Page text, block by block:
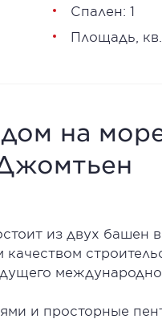
Спален: 1
Площадь,
на
из двух башен
и просторные